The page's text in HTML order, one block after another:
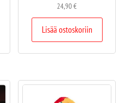
24,90€
Lisää ostoskoriin